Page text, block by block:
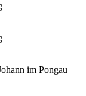
im Pongau